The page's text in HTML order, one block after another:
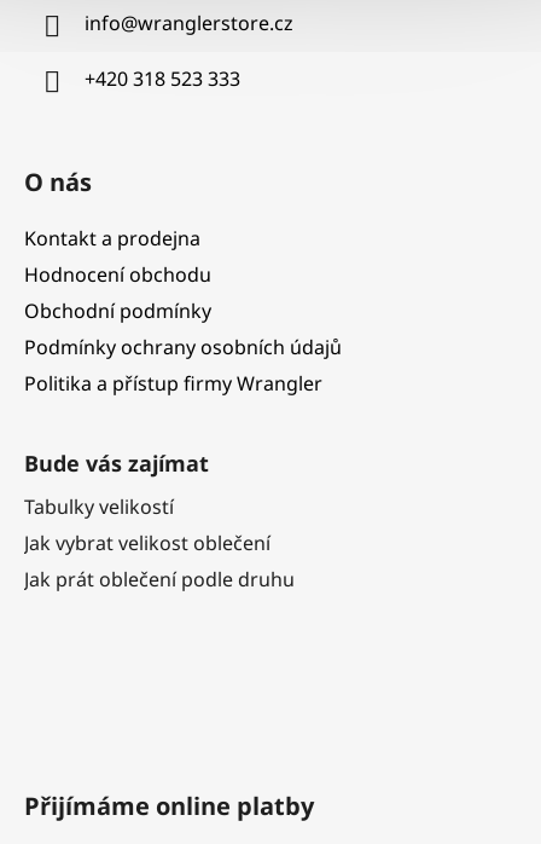
info@wranglerstore.cz
+420 318 523 333
O nás
Kontakt a prodejna
Hodnocení obchodu
Obchodní podmínky
Podmínky ochrany osobních údajů
Politika a přístup firmy Wrangler
Bude vás zajímat
Tabulky velikostí
Jak vybrat velikost oblečení
Jak prát oblečení podle druhu
Přijímáme online platby